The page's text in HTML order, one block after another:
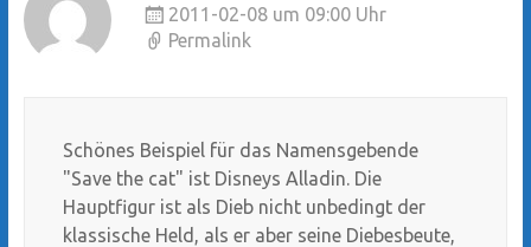
2011-02-08 um 09:00 Uhr
Permalink
Schönes Beispiel für das Namensgebende
"Save the cat" ist Disneys Alladin. Die
Hauptfigur ist als Dieb nicht unbedingt der
klassische Held, als er aber seine Diebesbeute,